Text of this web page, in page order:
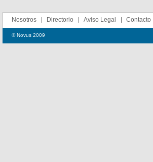
Nosotros Directorio Aviso Legal Contacto
© Novus 2009